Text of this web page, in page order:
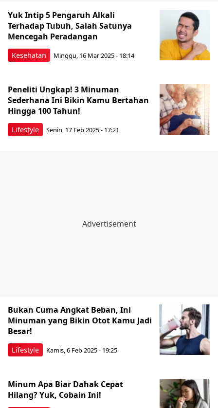
Kesehatan
Yuk Intip 5 Pengaruh Alkali
Terhadap Tubuh, Salah Satunya
Mencegah Peradangan
Minggu, 16 Mar 2025 - 18:14
Lifestyle
Peneliti Ungkap! 3 Minuman
Sederhana Ini Bikin Kamu Bertahan
Hingga 100 Tahun!
Senin, 17 Feb 2025 - 17:21
Lifestyle
Bukan Cuma Angkat Beban, Ini
Minuman yang Bikin Otot Kamu Jadi
Besar!
Kamis, 6 Feb 2025 - 19:25
Minum Apa Biar Dahak Cepat
Hilang? Yuk, Cobain Ini!